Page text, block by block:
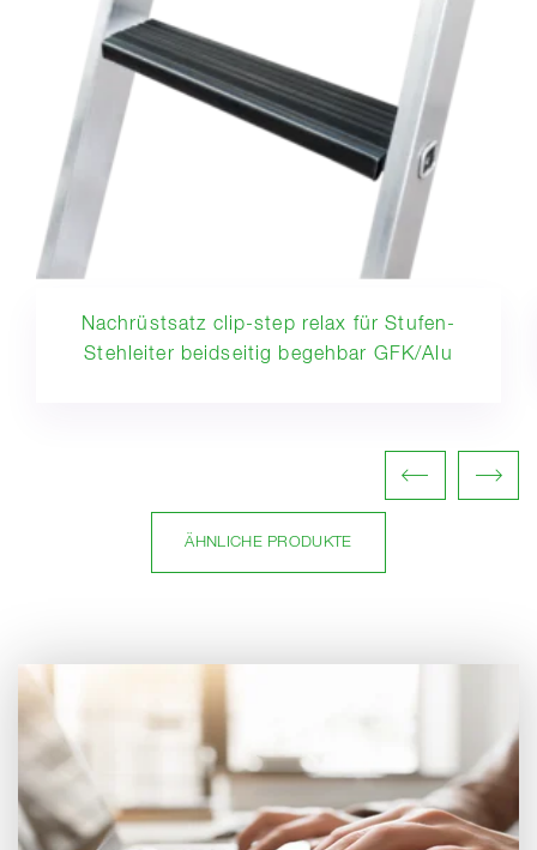
Nachrüstsatz clip-step relax für Stufen-
Stehleiter beidseitig begehbar GFK/Alu
ÄHNLICHE PRODUKTE